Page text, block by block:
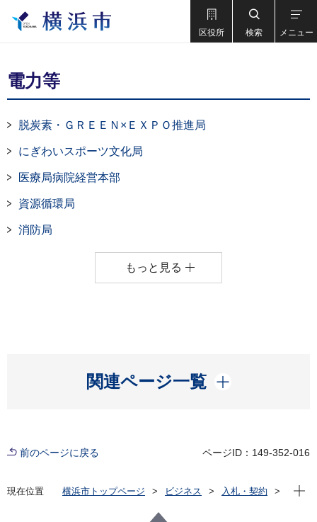
区役所 検索 メニュー
電力等
脱炭素・ＧＲＥＥＮ×ＥＸＰＯ推進局
にぎわいスポーツ文化局
医療局病院経営本部
資源循環局
消防局
もっと見る
関連ページ一覧
開く
前のページに戻る ページID：149-352-016
現在位置 横浜市トップページ ビジネス
入札・契約
現在